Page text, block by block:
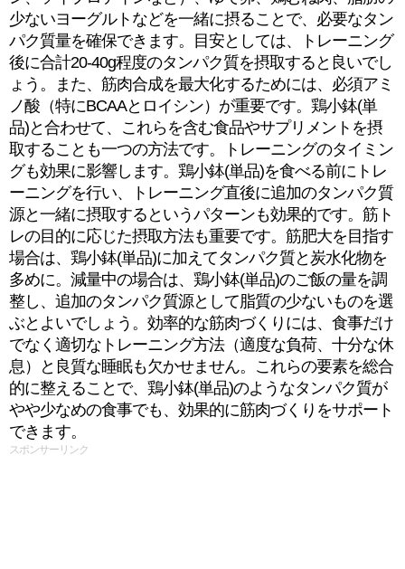
少ないヨーグルトなどを一緒に摂ることで、必要なタン
パク質量を確保できます。目安としては、トレーニング
後に合計20-40g程度のタンパク質を摂取すると良いでし
ょう。また、筋肉合成を最大化するためには、必須アミ
ノ酸（特にBCAAとロイシン）が重要です。鶏小鉢(単
品)と合わせて、これらを含む食品やサプリメントを摂
取することも一つの方法です。トレーニングのタイミン
グも効果に影響します。鶏小鉢(単品)を食べる前にトレ
ーニングを行い、トレーニング直後に追加のタンパク質
源と一緒に摂取するというパターンも効果的です。筋ト
レの目的に応じた摂取方法も重要です。筋肥大を目指す
場合は、鶏小鉢(単品)に加えてタンパク質と炭水化物を
多めに。減量中の場合は、鶏小鉢(単品)のご飯の量を調
整し、追加のタンパク質源として脂質の少ないものを選
ぶとよいでしょう。効率的な筋肉づくりには、食事だけ
でなく適切なトレーニング方法（適度な負荷、十分な休
息）と良質な睡眠も欠かせません。これらの要素を総合
的に整えることで、鶏小鉢(単品)のようなタンパク質が
やや少なめの食事でも、効果的に筋肉づくりをサポート
できます。
スポンサーリンク